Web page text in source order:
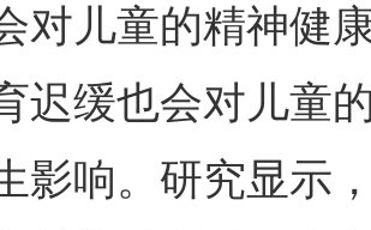
对儿童的精神健
迟缓也会对儿童
影响。研究显示